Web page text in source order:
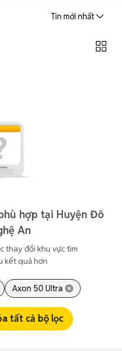
Tin mới nhất
hợp tại Huyện Đô
An
thay đổi khu vực tìm
kết quả hơn
Axon 50 Ultra
tất cả bộ lọc